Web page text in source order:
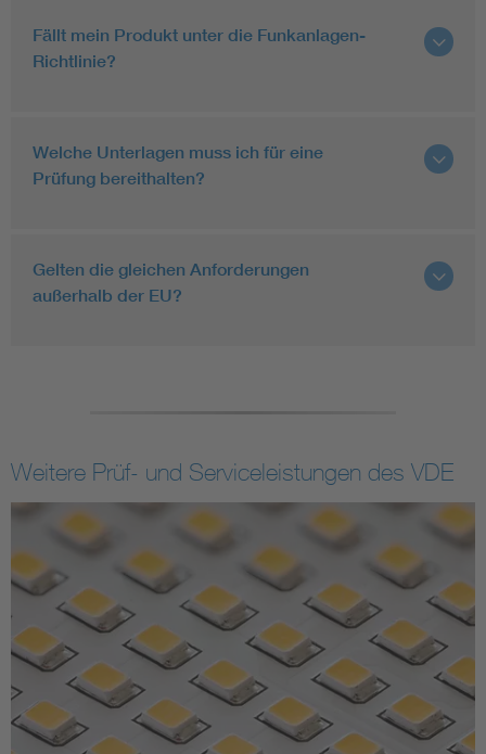
Fällt mein Produkt unter die Funkanlagen-
Richtlinie?
Welche Unterlagen muss ich für eine
Prüfung bereithalten?
Gelten die gleichen Anforderungen
außerhalb der EU?
Weitere Prüf- und Serviceleistungen des VDE